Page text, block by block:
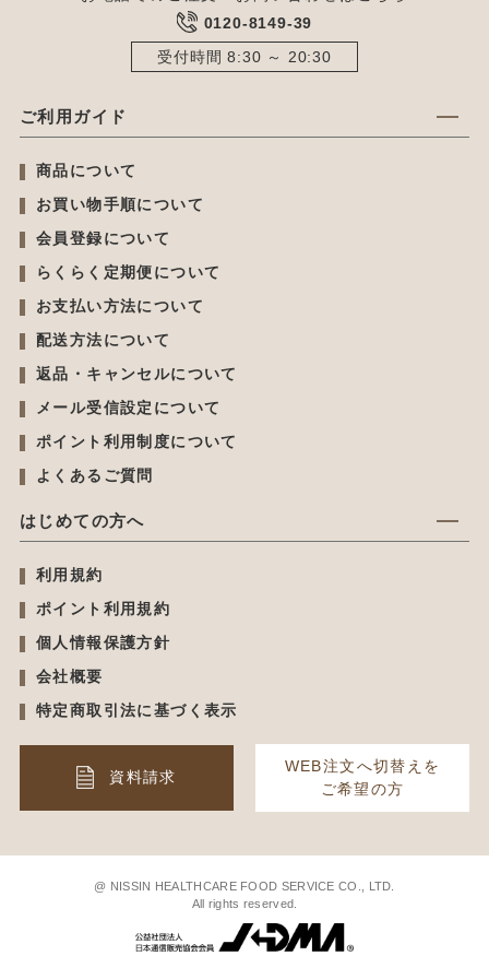
0120-8149-39
受付時間 8:30 ～ 20:30
ご利用ガイド
商品について
お買い物手順について
会員登録について
らくらく定期便について
お支払い方法について
配送方法について
返品・キャンセルについて
メール受信設定について
ポイント利用制度について
よくあるご質問
はじめての方へ
利用規約
ポイント利用規約
個人情報保護方針
会社概要
特定商取引法に基づく表示
資料請求
WEB注文へ切替えを
ご希望の方
@ NISSIN HEALTHCARE FOOD SERVICE CO., LTD.
All rights reserved.